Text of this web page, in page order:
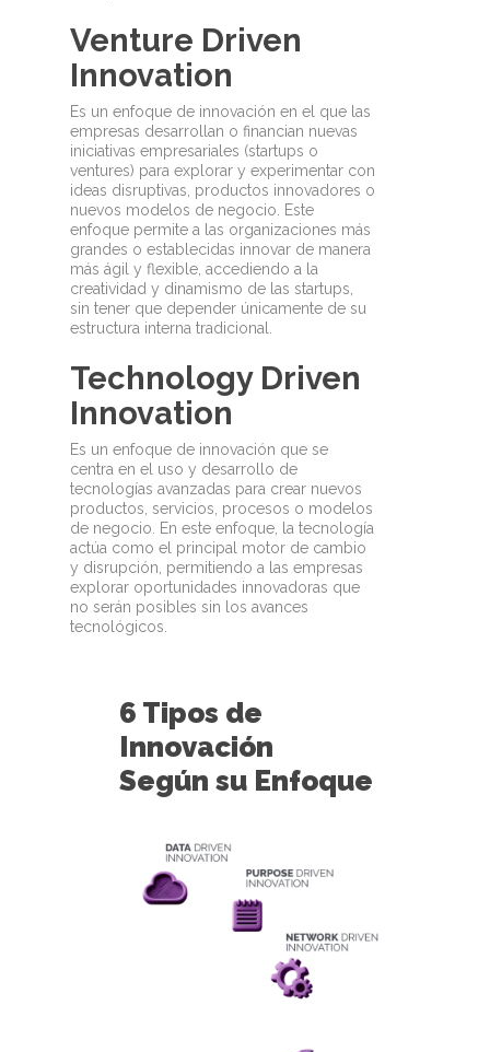
6 Tipos de
Innovación
Según su Enfoque
Venture Driven
Innovation
Es un enfoque de innovación en el que las
empresas desarrollan o financian nuevas
iniciativas empresariales (startups o
ventures) para explorar y experimentar con
ideas disruptivas, productos innovadores o
nuevos modelos de negocio. Este
enfoque permite a las organizaciones más
grandes o establecidas innovar de manera
más ágil y flexible, accediendo a la
creatividad y dinamismo de las startups,
sin tener que depender únicamente de su
estructura interna tradicional.
Technology Driven
Innovation
Es un enfoque de innovación que se
centra en el uso y desarrollo de
tecnologías avanzadas para crear nuevos
productos, servicios, procesos o modelos
de negocio. En este enfoque, la tecnología
actúa como el principal motor de cambio
y disrupción, permitiendo a las empresas
explorar oportunidades innovadoras que
no serán posibles sin los avances
tecnológicos.